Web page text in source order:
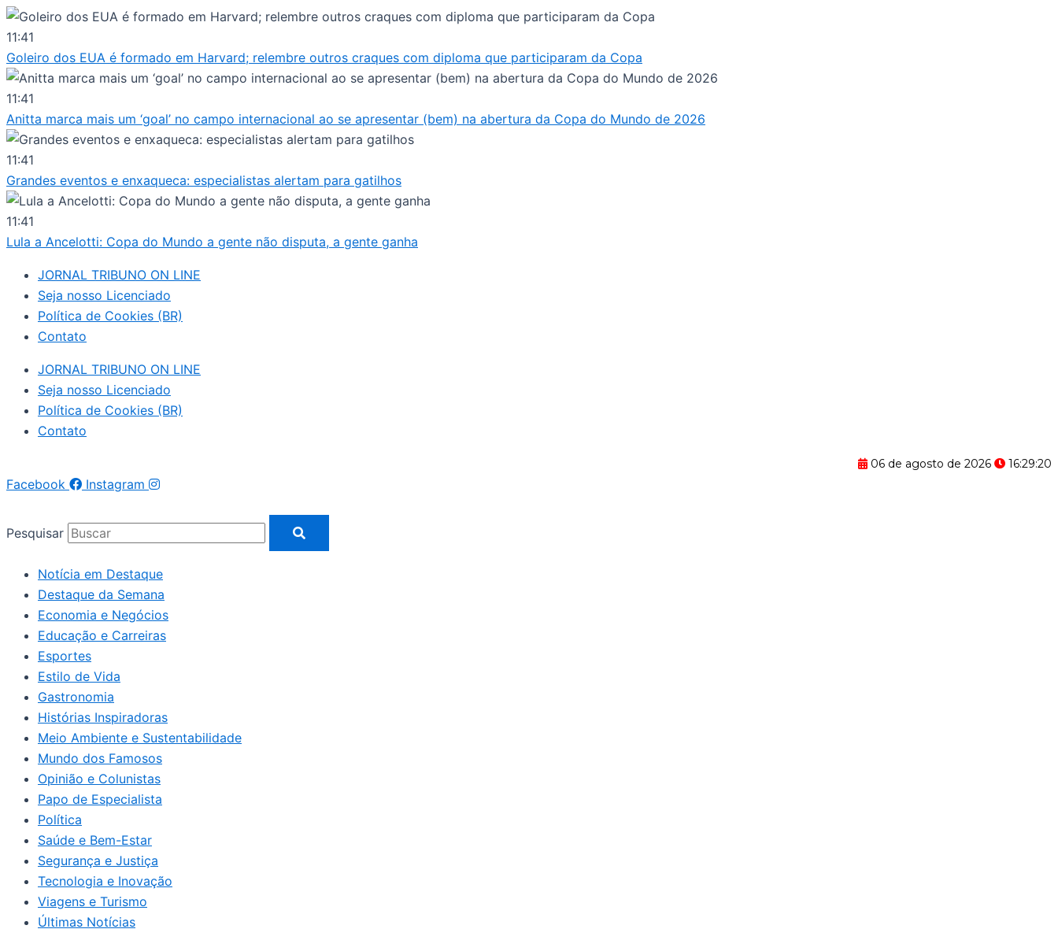
Ir
para
o
conteúdo
11:41
Goleiro dos EUA é formado em Harvard; relembre outros craques com diploma que participaram da Copa
11:41
Anitta marca mais um ‘goal’ no campo internacional ao se apresentar (bem) na abertura da Copa do Mundo de 2026
11:41
Grandes eventos e enxaqueca: especialistas alertam para gatilhos
11:41
Lula a Ancelotti: Copa do Mundo a gente não disputa, a gente ganha
JORNAL TRIBUNO ON LINE
Seja nosso Licenciado
Política de Cookies (BR)
Contato
JORNAL TRIBUNO ON LINE
Seja nosso Licenciado
Política de Cookies (BR)
Contato
06 de agosto de 2026 16:29:21
Facebook Instagram
Pesquisar
Notícia em Destaque
Destaque da Semana
Economia e Negócios
Educação e Carreiras
Esportes
Estilo de Vida
Gastronomia
Histórias Inspiradoras
Meio Ambiente e Sustentabilidade
Mundo dos Famosos
Opinião e Colunistas
Papo de Especialista
Política
Saúde e Bem-Estar
Segurança e Justiça
Tecnologia e Inovação
Viagens e Turismo
Últimas Notícias